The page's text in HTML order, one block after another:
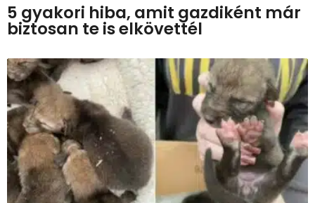
5 gyakori hiba, amit gazdiként már
biztosan te is elkövettél